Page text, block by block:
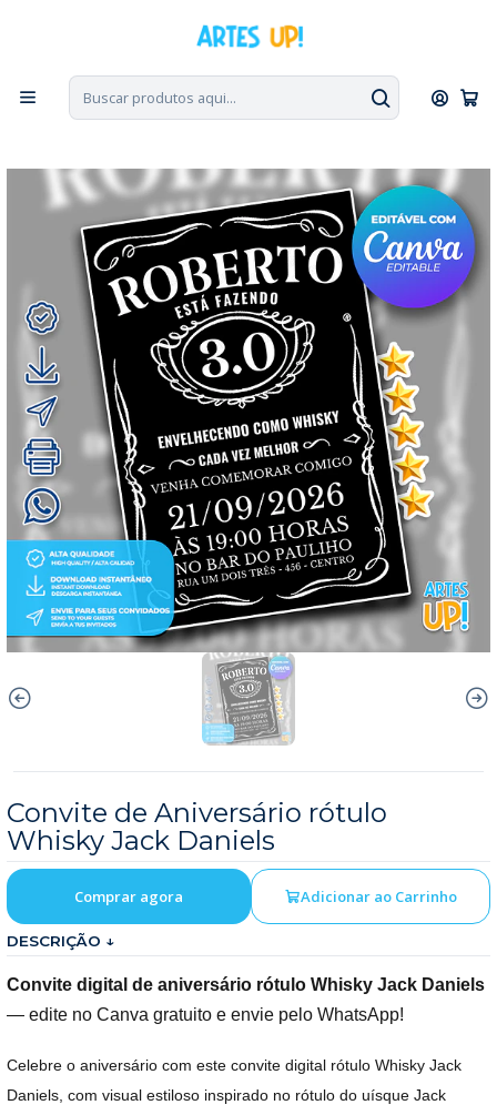
Escolha seu idioma. Change the language. Cambia el
Início Convites Digitais Aniversário Convites sem Foto
Convite de Aniversário rótulo Whisky Jack Daniels
Convite de Aniversário rótulo
Whisky Jack Daniels
Adicionar ao Carrinho
Comprar agora
DESCRIÇÃO ↓
Convite digital de aniversário rótulo Whisky Jack Daniels
— edite no Canva gratuito e envie pelo WhatsApp!
Celebre o aniversário com este convite digital rótulo Whisky Jack
Daniels, com visual estiloso inspirado no rótulo do uísque Jack